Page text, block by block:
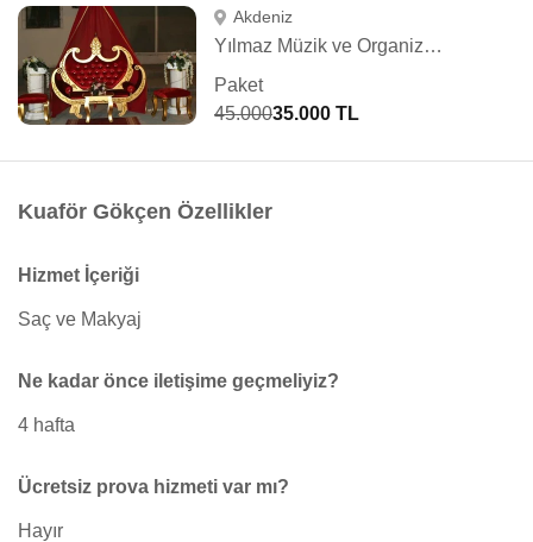
Akdeniz
Yılmaz Müzik ve Organizasyon
Paket
45.00035.000 TL
Kuaför Gökçen Özellikler
Hizmet İçeriği
Saç ve Makyaj
Ne kadar önce iletişime geçmeliyiz?
4 hafta
Ücretsiz prova hizmeti var mı?
Hayır